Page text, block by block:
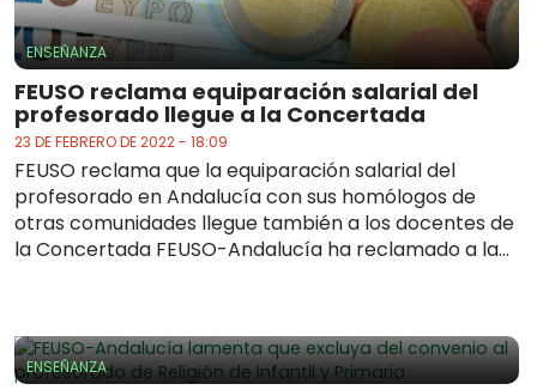
ENSEÑANZA
FEUSO reclama equiparación salarial del
profesorado llegue a la Concertada
23 DE FEBRERO DE 2022 - 18:09
FEUSO reclama que la equiparación salarial del
profesorado en Andalucía con sus homólogos de
otras comunidades llegue también a los docentes de
la Concertada FEUSO-Andalucía ha reclamado a la...
ENSEÑANZA